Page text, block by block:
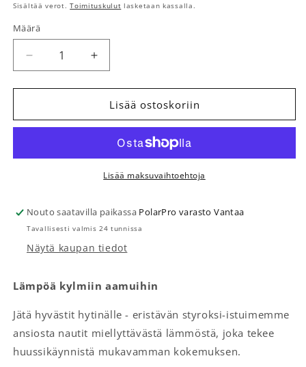
Sisältää verot.Toimituskulut lasketaan kassalla.
Määrä
Määrä
Vähennä tuotteen Lämpöistuin sininen määrää
Lisää tuotteen Lämpöistuin sininen
Lisää ostoskoriin
Lisää maksuvaihtoehtoja
Nouto saatavilla paikassa PolarPro varasto Vantaa
Tavallisesti valmis 24 tunnissa
Näytä kaupan tiedot
Lämpöä kylmiin aamuihin
Jätä hyvästit hytinälle - eristävän styroksi-istuimemme
ansiosta nautit miellyttävästä lämmöstä, joka tekee
huussikäynnistä mukavamman kokemuksen.